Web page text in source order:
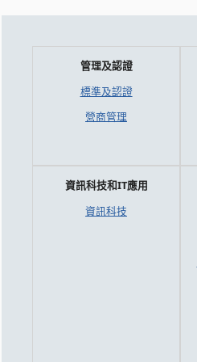
管理及認證
標準及認證
營商管理
資訊科技和IT應用
資訊科技